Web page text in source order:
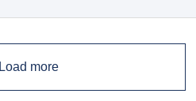
Load more